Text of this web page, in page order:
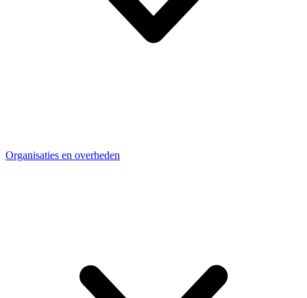
Organisaties en overheden